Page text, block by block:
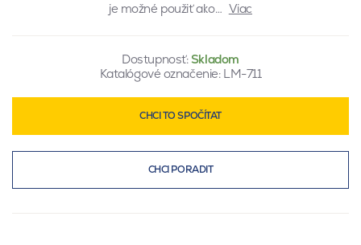
je možné použiť ako… Viac
Dostupnosť:Skladom
Katalógové označenie: LM-711
CHCI TO SPOČÍTAT
CHCI PORADIT